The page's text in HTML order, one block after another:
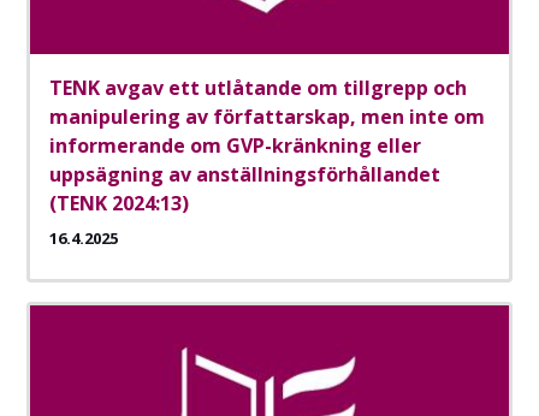
TENK avgav ett utlåtande om tillgrepp och
manipulering av författarskap, men inte om
informerande om GVP-kränkning eller
uppsägning av anställningsförhållandet
(TENK 2024:13)
16.4.2025